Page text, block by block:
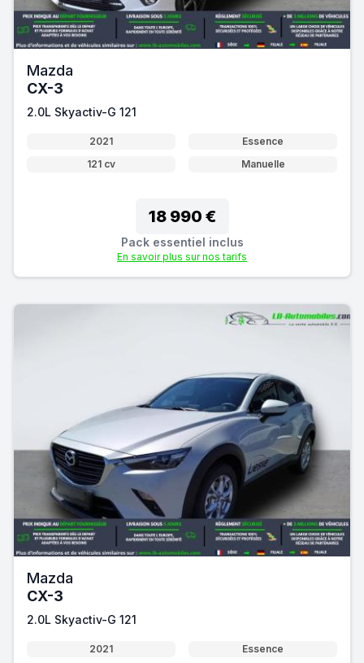
Mazda
CX-3
2.0L Skyactiv-G 121
2021
Essence
121 cv
Manuelle
18 990 €
Pack essentiel inclus
En savoir plus sur nos tarifs
Mazda
CX-3
2.0L Skyactiv-G 121
2021
Essence